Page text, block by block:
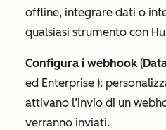
offline, integrare dati o
qualsiasi strumento con
Configura i webhook(
ed Enterprise ):
attivano l’invio di un
verranno inviati.